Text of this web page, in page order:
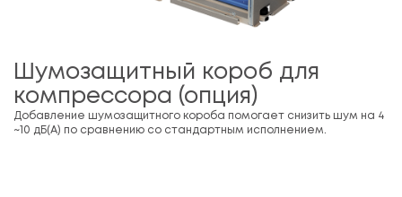
Шумозащитный короб для
компрессора (опция)
Добавление шумозащитного короба помогает снизить шум на 4
~10 дБ(А) по сравнению со стандартным исполнением.